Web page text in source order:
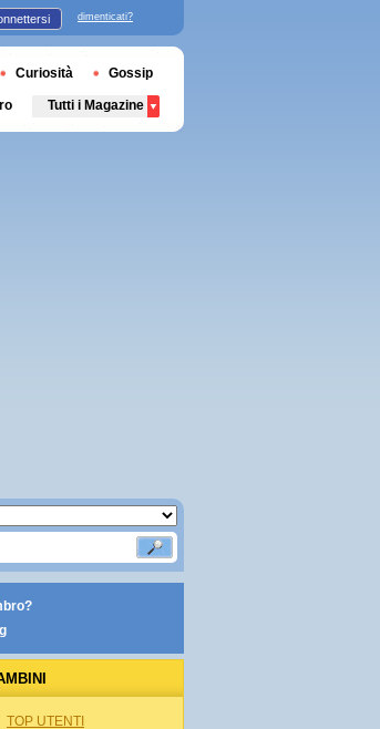
TOP UTENTI
dimenticati?
Curiosità Gossip
Tutti i Magazine